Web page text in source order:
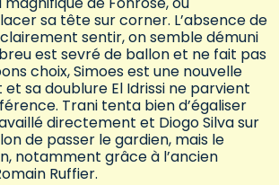
sa tête sur corner. L’absence de
sentir, on semble démuni
est sevré de ballon et ne fait pas
choix, Simoes est une nouvelle
sa doublure El Idrissi ne parvient
Trani tenta bien d’égaliser
directement et Diogo Silva sur
de passer le gardien, mais le
notamment grâce à l’ancien
Ruffier.